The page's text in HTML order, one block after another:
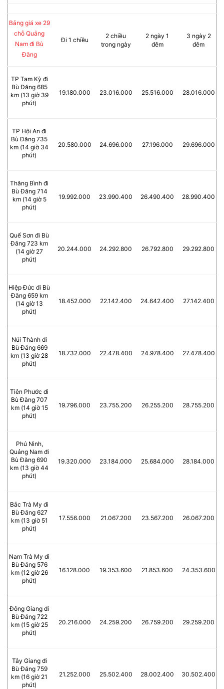
Bảng giá xe 29
chỗ Quảng
Nam đi Bù
Đăng
Đi 1 chiều
2 chiều
trong ngày
2 ngày 1
đêm
3 ngày 2
đêm
TP Tam Kỳ đi
Bù Đăng 685
km (13 giờ 39
phút)
19.180.000 23.016.000 25.516.000 28.016.000
TP Hội An đi
Bù Đăng 735
km (14 giờ 34
phút)
20.580.000 24.696.000 27.196.000 29.696.000
Thăng Bình đi
Bù Đăng 714
km (14 giờ 5
phút)
19.992.000 23.990.400 26.490.400 28.990.400
Quế Sơn đi Bù
Đăng 723 km
(14 giờ 27
phút)
20.244.000 24.292.800 26.792.800 29.292.800
Hiệp Đức đi Bù
Đăng 659 km
(14 giờ 13
phút)
18.452.000 22.142.400 24.642.400 27.142.400
Núi Thành đi
Bù Đăng 669
km (13 giờ 28
phút)
18.732.000 22.478.400 24.978.400 27.478.400
Tiên Phước đi
Bù Đăng 707
km (14 giờ 15
phút)
19.796.000 23.755.200 26.255.200 28.755.200
Phú Ninh,
Quảng Nam đi
Bù Đăng 690
km (13 giờ 44
phút)
19.320.000 23.184.000 25.684.000 28.184.000
Bắc Trà My đi
Bù Đăng 627
km (13 giờ 51
phút)
17.556.000 21.067.200 23.567.200 26.067.200
Nam Trà My đi
Bù Đăng 576
km (12 giờ 26
phút)
16.128.000 19.353.600 21.853.600 24.353.600
Đông Giang đi
Bù Đăng 722
km (15 giờ 25
phút)
20.216.000 24.259.200 26.759.200 29.259.200
Tây Giang đi
Bù Đăng 759
km (16 giờ 21
phút)
21.252.000 25.502.400 28.002.400 30.502.400